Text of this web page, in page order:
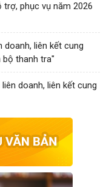
trợ, phục vụ năm 2026
doanh, liên kết cung
thanh tra"
doanh, liên kết cung